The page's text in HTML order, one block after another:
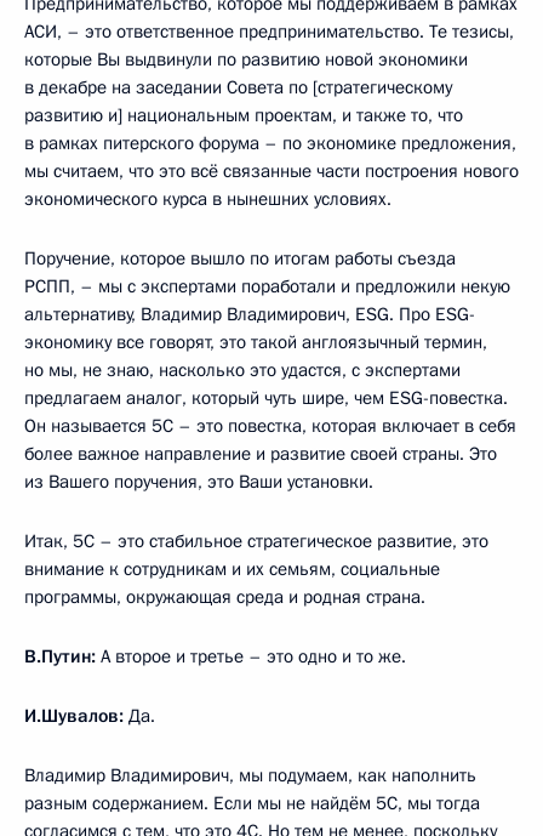
АСИ, – это ответственное предпринимательство. Те тезисы,
которые Вы выдвинули по развитию новой экономики
в декабре на заседании Совета по [стратегическому
развитию и] национальным проектам, и также то, что
в рамках питерского форума – по экономике предложения,
мы считаем, что это всё связанные части построения нового
экономического курса в нынешних условиях.
Поручение, которое вышло по итогам работы съезда
РСПП, – мы с экспертами поработали и предложили некую
альтернативу, Владимир Владимирович, ESG. Про ESG-
экономику все говорят, это такой англоязычный термин,
но мы, не знаю, насколько это удастся, с экспертами
предлагаем аналог, который чуть шире, чем ESG-повестка.
Он называется 5С – это повестка, которая включает в себя
более важное направление и развитие своей страны. Это
из Вашего поручения, это Ваши установки.
Итак, 5С – это стабильное стратегическое развитие, это
внимание к сотрудникам и их семьям, социальные
программы, окружающая среда и родная страна.
В.Путин: А второе и третье – это одно и то же.
И.Шувалов: Да.
Владимир Владимирович, мы подумаем, как наполнить
разным содержанием. Если мы не найдём 5С, мы тогда
согласимся с тем, что это 4С. Но тем не менее, поскольку